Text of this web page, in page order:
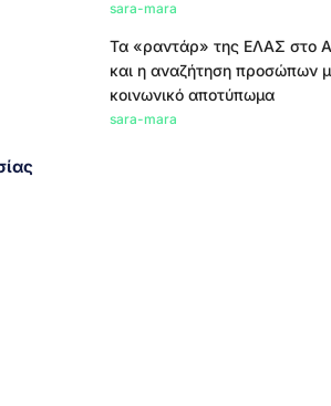
sara-mara
Τα «ραντάρ» της ΕΛΑΣ στο
και η αναζήτηση προσώπων
κοινωνικό αποτύπωμα
sara-mara